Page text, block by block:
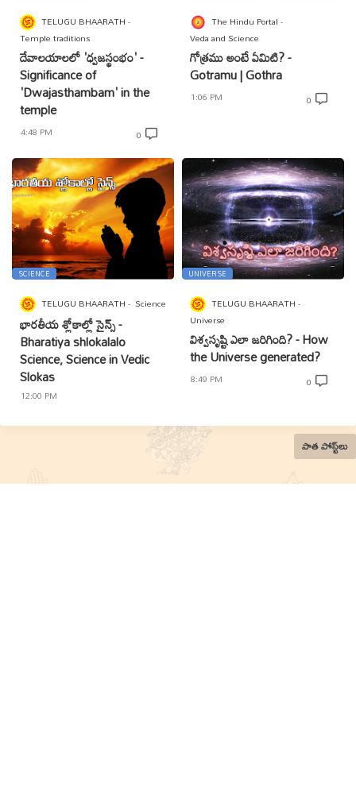
TELUGU BHAARATH
Temple traditions
దేవాలయాలలో 'ధ్వజస్థంభం' -
Significance of
'Dwajasthambam' in the
temple
4:48 PM 0
The Hindu Portal
Veda and Science
గోత్రము అంటే ఏమిటి? -
Gotramu | Gothra
1:06 PM 0
SCIENCE
TELUGU BHAARATH Science
భారతీయ శ్లోకాల్లో సైన్స్ -
Bharatiya shlokalalo
Science, Science in Vedic
Slokas
12:00 PM
UNIVERSE
TELUGU BHAARATH
Universe
విశ్వసృష్టి ఎలా జరిగింది? - How
the Universe generated?
8:49 PM 0
పాత పోస్ట్‌లు